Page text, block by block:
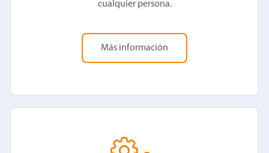
cualquier persona.
Más información